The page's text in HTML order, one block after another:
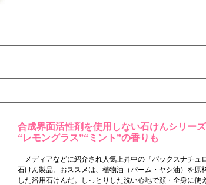
合成界面活性剤を使用しない石けんシリーズ
“レモングラス”“ミント”の香りも
メディアなどに紹介され人気上昇中の『パックスナチュ
石けん製品。おススメは、植物油（パーム・ヤシ油）を原
した浴用石けんだ。しっとりした洗い心地で顔・全身に使